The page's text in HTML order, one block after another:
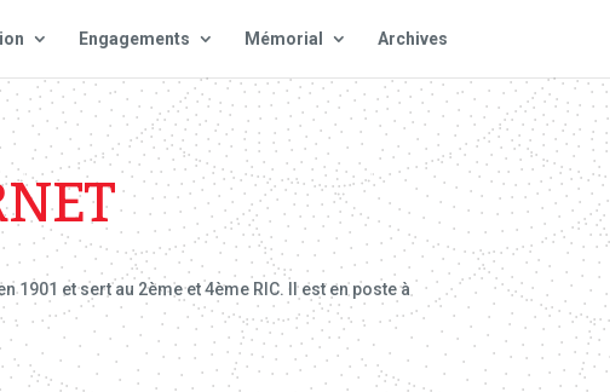
Engagements Mémorial Archives
1901 et sert au 2ème et 4ème RIC. Il est en poste à